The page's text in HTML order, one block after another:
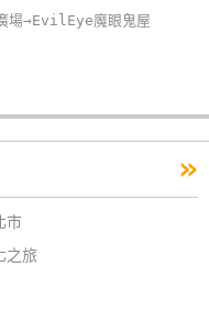
場→EvilEye魔眼鬼屋
»
市
之旅